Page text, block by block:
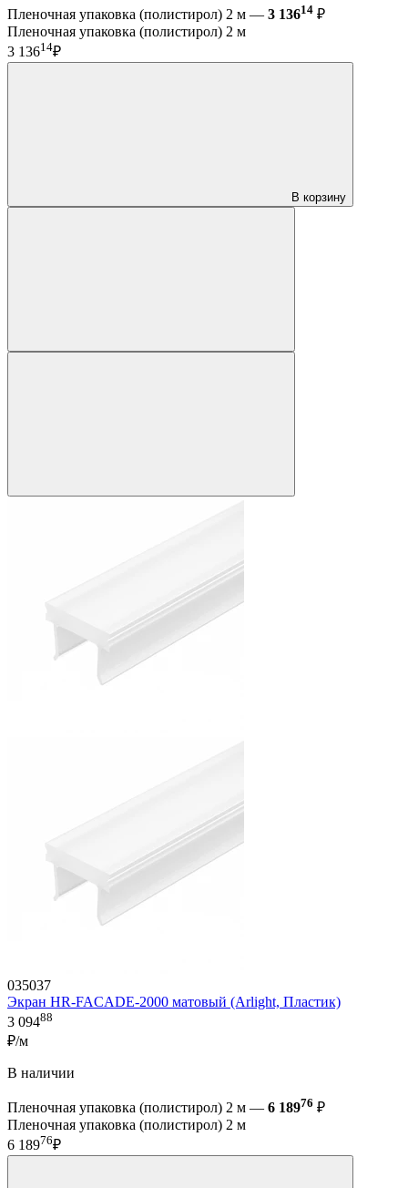
Пленочная упаковка (полистирол) 2 м — 3 13614 ₽
Пленочная упаковка (полистирол) 2 м
3 13614₽
В корзину
035037
Экран HR-FACADE-2000 матовый (Arlight, Пластик)
3 09488
₽/м
В наличии
Пленочная упаковка (полистирол) 2 м — 6 18976 ₽
Пленочная упаковка (полистирол) 2 м
6 18976₽